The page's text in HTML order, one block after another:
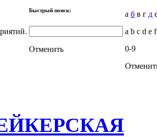
Быстрый поиск:
Отменить
а б в г д
a b c d e
0-9